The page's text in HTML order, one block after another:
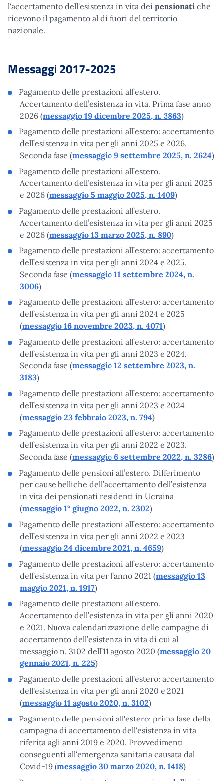
l'accertamento dell'esistenza in vita dei pensionati che
ricevono il pagamento al di fuori del territorio
nazionale.
Messaggi 2017-2025
Pagamento delle prestazioni all’estero.
Accertamento dell’esistenza in vita. Prima fase anno
2026 (messaggio 19 dicembre 2025, n. 3863)
Pagamento delle prestazioni all’estero: accertamento
dell’esistenza in vita per gli anni 2025 e 2026.
Seconda fase (messaggio 9 settembre 2025, n. 2624)
Pagamento delle prestazioni all’estero.
Accertamento dell’esistenza in vita per gli anni 2025
e 2026 (messaggio 5 maggio 2025, n. 1409)
Pagamento delle prestazioni all’estero.
Accertamento dell’esistenza in vita per gli anni 2025
e 2026 (messaggio 13 marzo 2025, n. 890)
Pagamento delle prestazioni all’estero: accertamento
dell’esistenza in vita per gli anni 2024 e 2025.
Seconda fase (messaggio 11 settembre 2024, n.
3006)
Pagamento delle prestazioni all’estero: accertamento
dell’esistenza in vita per gli anni 2024 e 2025
(messaggio 16 novembre 2023, n. 4071)
Pagamento delle prestazioni all’estero: accertamento
dell’esistenza in vita per gli anni 2023 e 2024.
Seconda fase (messaggio 12 settembre 2023, n.
3183)
Pagamento delle prestazioni all’estero: accertamento
dell’esistenza in vita per gli anni 2023 e 2024
(messaggio 23 febbraio 2023, n. 794)
Pagamento delle prestazioni all’estero: accertamento
dell’esistenza in vita per gli anni 2022 e 2023.
Seconda fase (messaggio 6 settembre 2022, n. 3286)
Pagamento delle pensioni all’estero. Differimento
per cause belliche dell’accertamento dell’esistenza
in vita dei pensionati residenti in Ucraina
(messaggio 1° giugno 2022, n. 2302)
Pagamento delle prestazioni all’estero: accertamento
dell’esistenza in vita per gli anni 2022 e 2023
(messaggio 24 dicembre 2021, n. 4659)
Pagamento delle prestazioni all’estero: accertamento
dell’esistenza in vita per l’anno 2021 (messaggio 13
maggio 2021, n. 1917)
Pagamento delle prestazioni all’estero.
Accertamento dell’esistenza in vita per gli anni 2020
e 2021. Nuova calendarizzazione delle campagne di
accertamento dell’esistenza in vita di cui al
messaggio n. 3102 dell’11 agosto 2020 (messaggio 20
gennaio 2021, n. 225)
Pagamento delle prestazioni all'estero: accertamento
dell'esistenza in vita per gli anni 2020 e 2021
(messaggio 11 agosto 2020, n. 3102)
Pagamento delle pensioni all'estero: prima fase della
campagna di accertamento dell'esistenza in vita
riferita agli anni 2019 e 2020. Provvedimenti
conseguenti all'emergenza sanitaria causata dal
Covid-19 (messaggio 30 marzo 2020, n. 1418)